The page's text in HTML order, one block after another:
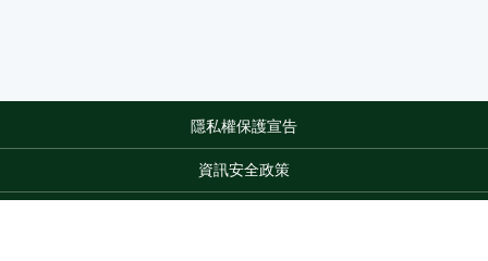
隱私權保護宣告
資訊安全政策